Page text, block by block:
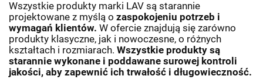
Wszystkie produkty marki LAV są starannie
projektowane z myślą o zaspokojeniu potrzeb i
wymagań klientów. W ofercie znajdują się zarówno
produkty klasyczne, jak i nowoczesne, o różnych
kształtach i rozmiarach. Wszystkie produkty są
starannie wykonane i poddawane surowej kontroli
jakości, aby zapewnić ich trwałość i długowieczność.